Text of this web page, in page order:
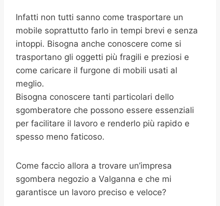
Infatti non tutti sanno come trasportare un
mobile soprattutto farlo in tempi brevi e senza
intoppi. Bisogna anche conoscere come si
trasportano gli oggetti più fragili e preziosi e
come caricare il furgone di mobili usati al
meglio.
Bisogna conoscere tanti particolari dello
sgomberatore che possono essere essenziali
per facilitare il lavoro e renderlo più rapido e
spesso meno faticoso.
Come faccio allora a trovare un’impresa
sgombera negozio a Valganna e che mi
garantisce un lavoro preciso e veloce?